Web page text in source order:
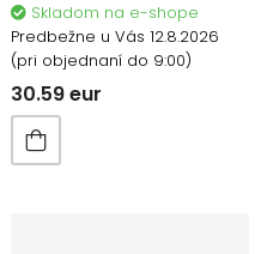
Skladom na e-shope
Predbežne u Vás 12.8.2026
(pri objednaní do 9:00)
30.59 eur